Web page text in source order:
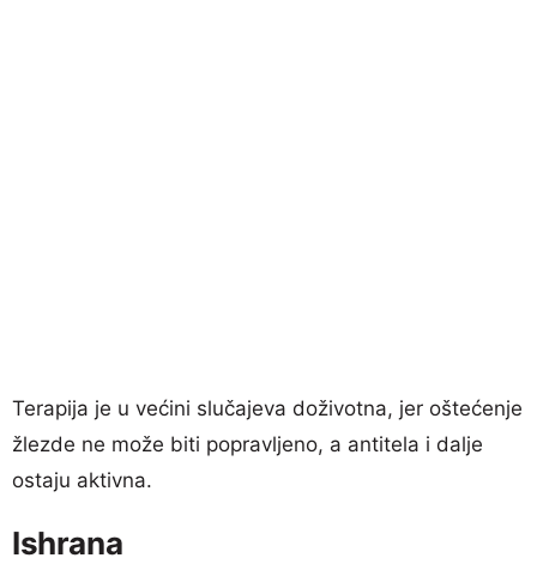
Terapija je u većini slučajeva doživotna, jer oštećenje
žlezde ne može biti popravljeno, a antitela i dalje
ostaju aktivna.
Ishrana